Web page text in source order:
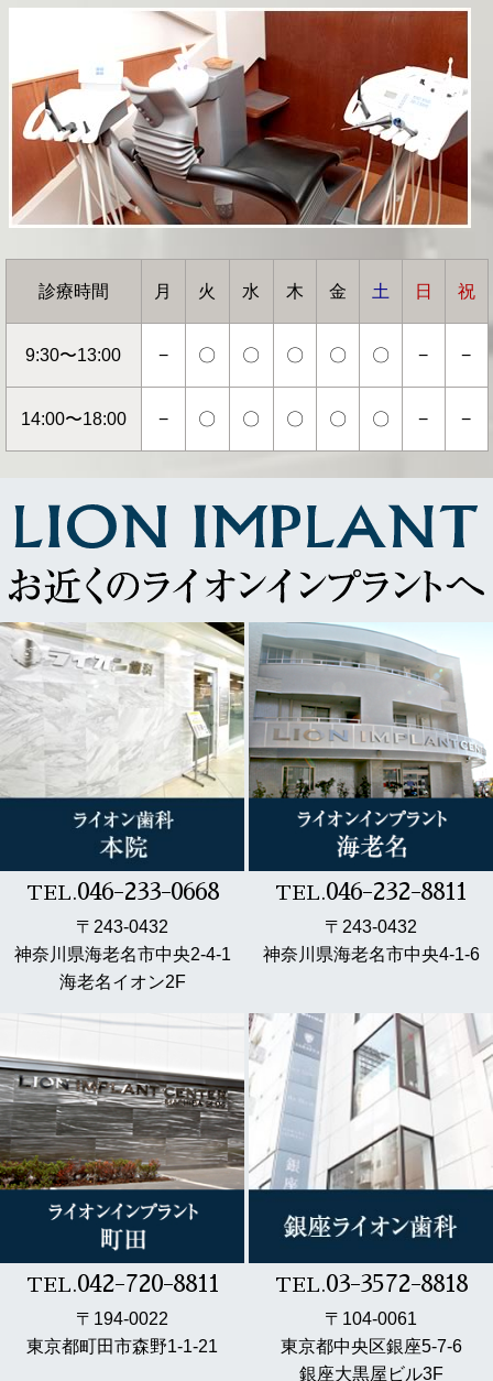
診療時間 月 火 水 木 金 土 日 祝
9:30〜13:00 − 〇 〇 〇 〇 〇 − −
14:00〜18:00 − 〇 〇 〇 〇 〇 − −
TEL.046-233-0668
〒243-0432
神奈川県海老名市中央2-4-1
海老名イオン2F
TEL.046-232-8811
〒243-0432
神奈川県海老名市中央4-1-6
TEL. 042-720-8811
〒194-0022
東京都町田市森野1-1-21
TEL. 03-3572-8818
〒104-0061
東京都中央区銀座5-7-6
銀座大黒屋ビル3F